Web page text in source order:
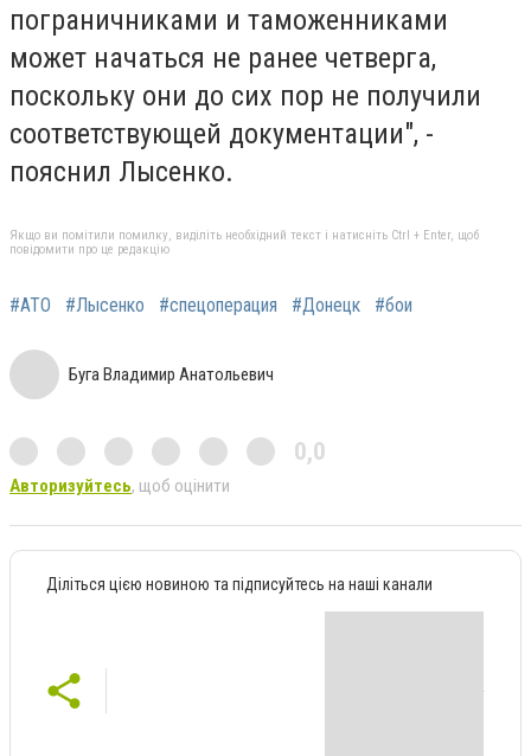
пограничниками и таможенниками
может начаться не ранее четверга,
поскольку они до сих пор не получили
соответствующей документации", -
пояснил Лысенко.
Якщо ви помітили помилку, виділіть необхідний текст і натисніть Ctrl + Enter, щоб
повідомити про це редакцію
#АТО #Лысенко #спецоперация #Донецк #бои
Буга Владимир Анатольевич
0,0
Авторизуйтесь, щоб оцінити
Діліться цією новиною та підписуйтесь на наші канали